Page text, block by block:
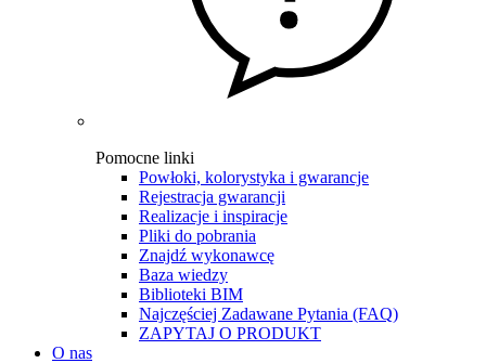
Pomocne linki
Powłoki, kolorystyka i gwarancje
Rejestracja gwarancji
Realizacje i inspiracje
Pliki do pobrania
Znajdź wykonawcę
Baza wiedzy
Biblioteki BIM
Najczęściej Zadawane Pytania (FAQ)
ZAPYTAJ O PRODUKT
O nas